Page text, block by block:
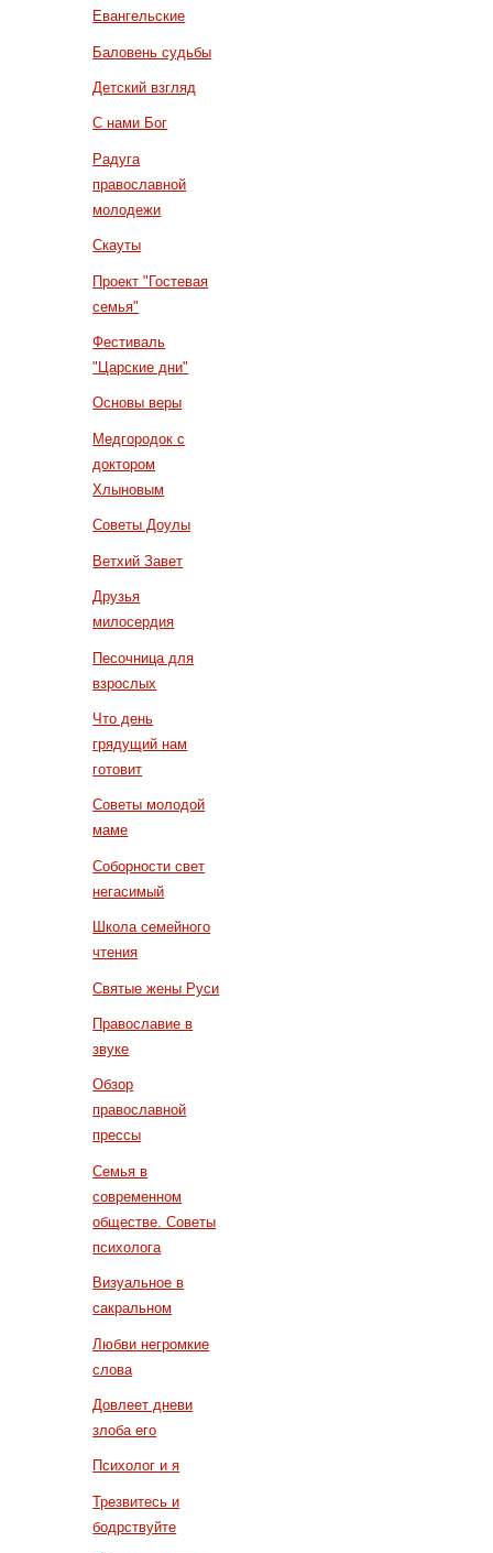
Евангельские
Баловень судьбы
Детский взгляд
С нами Бог
Радуга
православной
молодежи
Скауты
Проект "Гостевая
семья"
Фестиваль
"Царские дни"
Основы веры
Медгородок с
доктором
Хлыновым
Советы Доулы
Ветхий Завет
Друзья
милосердия
Песочница для
взрослых
Что день
грядущий нам
готовит
Советы молодой
маме
Соборности свет
негасимый
Школа семейного
чтения
Святые жены Руси
Православие в
звуке
Обзор
православной
прессы
Семья в
современном
обществе. Советы
психолога
Визуальное в
сакральном
Любви негромкие
слова
Довлеет дневи
злоба его
Психолог и я
Трезвитесь и
бодрствуйте